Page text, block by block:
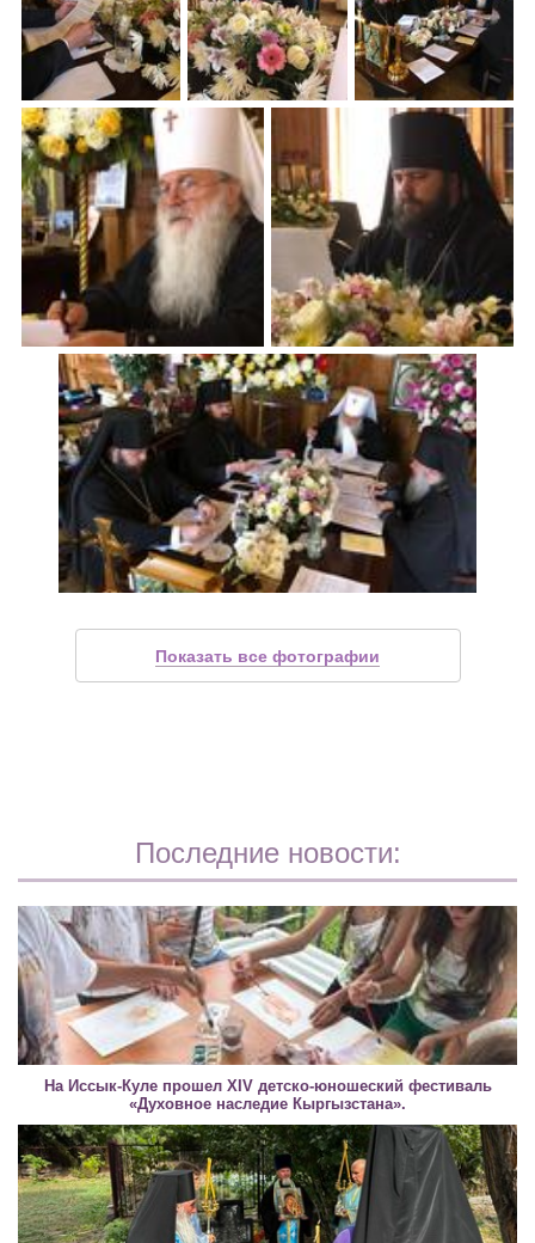
Показать все фотографии
Последние новости:
На Иссык-Куле прошел XIV детско-юношеский фестиваль
«Духовное наследие Кыргызстана».